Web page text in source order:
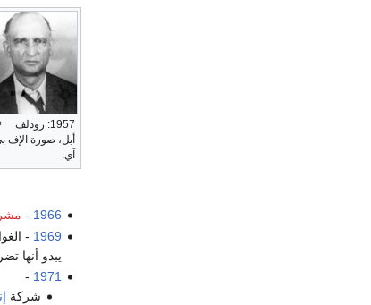
1957: رودلف
أبل، صورة الإف
آي.
1966
-
1969
-
يبدو أنها
1971
-
شركة